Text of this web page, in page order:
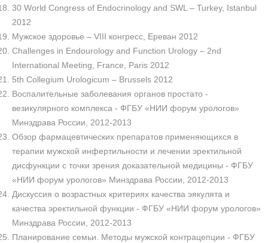
30 World Congress of Endocrinology and SWL – Turkey, Istanbul
2012
Мужское здоровье – VIII конгресс, Ереван 2012
Challenges in Endourology and Function Urology – 2nd
International Meeting, France, Paris 2012
5th Collegium Urologicum – Brussels 2012
Воспалительные заболевания органов простато -
везикулярного комплекса - ФГБУ «НИИ форум урологов»
Минздрава России, 2012-2013
Обзор фармацевтических препаратов применяющихся в
терапии мужской инфертильности и лечении эректильной
дисфункции с точки зрения доказательной медицины - ФГБУ
«НИИ форум урологов» Минздрава России, 2012-2013
Дискуссия о возрастных критериях качества эякулята и
качества эректильной функции - ФГБУ «НИИ форум урологов»
Минздрава России, 2012-2013
Планирование семьи. Методы мужской контрацепции - ФГБУ